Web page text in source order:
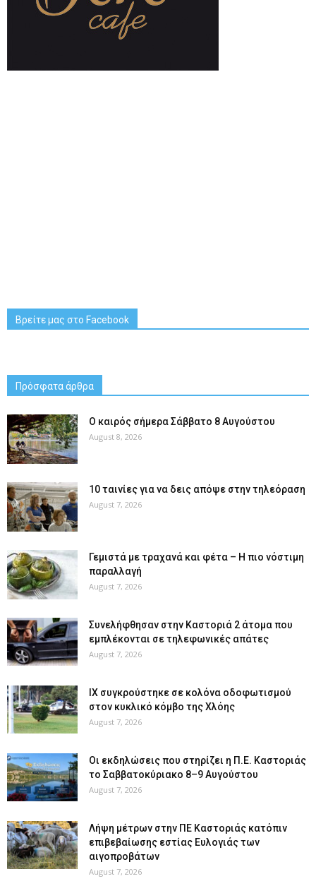
Βρείτε μας στο Facebook
Πρόσφατα άρθρα
Ο καιρός σήμερα Σάββατο 8 Αυγούστου
August 8, 2026
10 ταινίες για να δεις απόψε στην τηλεόραση
August 7, 2026
Γεμιστά με τραχανά και φέτα – Η πιο νόστιμη
παραλλαγή
August 7, 2026
Συνελήφθησαν στην Καστοριά 2 άτομα που
εμπλέκονται σε τηλεφωνικές απάτες
August 7, 2026
ΙΧ συγκρούστηκε σε κολόνα οδοφωτισμού
στον κυκλικό κόμβο της Χλόης
August 7, 2026
Οι εκδηλώσεις που στηρίζει η Π.Ε. Καστοριάς
το Σαββατοκύριακο 8–9 Αυγούστου
August 7, 2026
Λήψη μέτρων στην ΠΕ Καστοριάς κατόπιν
επιβεβαίωσης εστίας Ευλογιάς των
αιγοπροβάτων
August 7, 2026